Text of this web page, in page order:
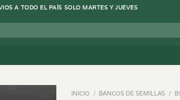
A TODO EL PAÍS SOLO MARTES Y JUEVES
INICIO / BANCOS DE SEMILLAS /